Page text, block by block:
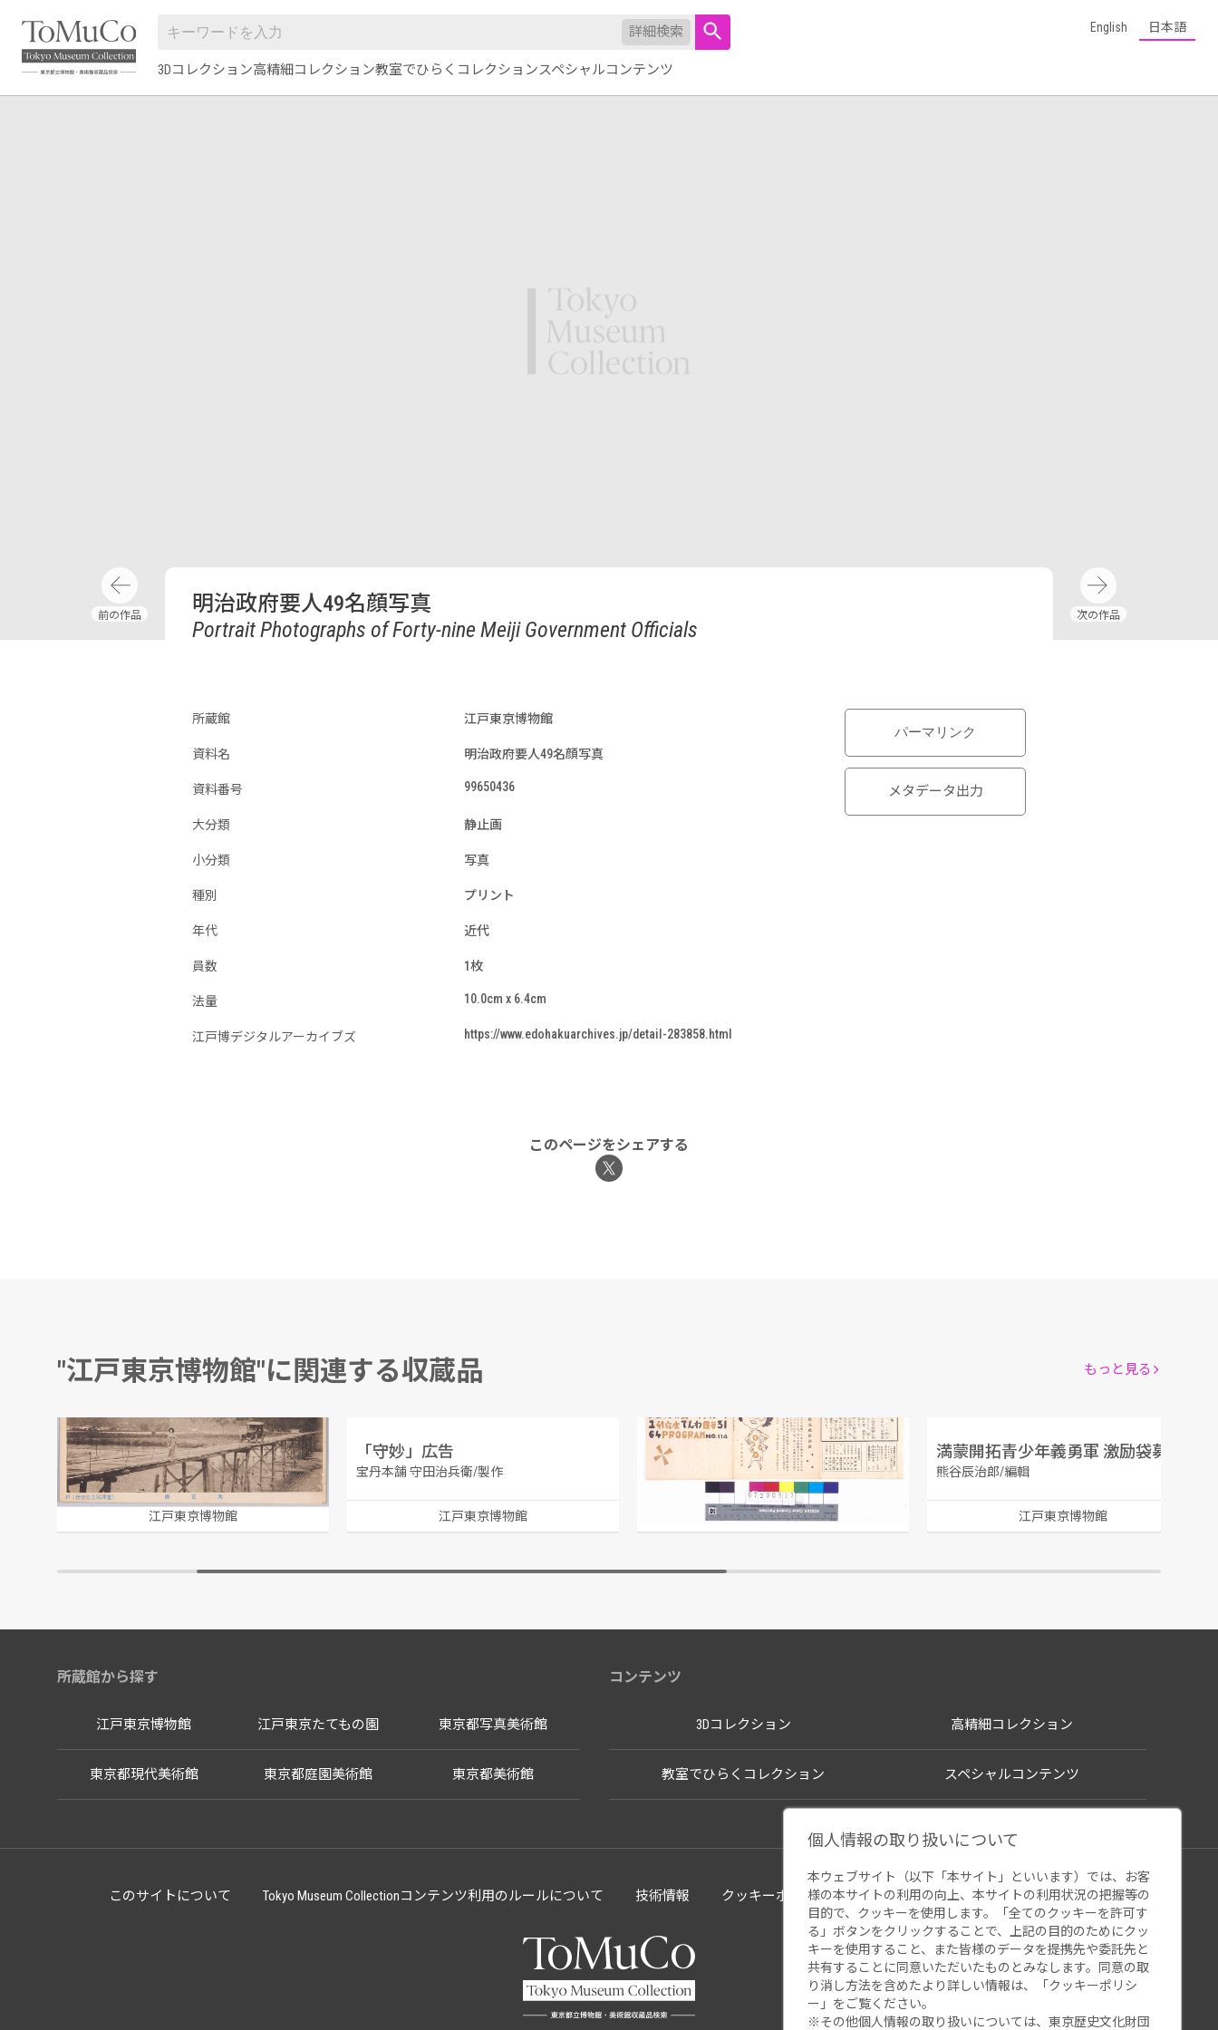
詳細検索
3Dコレクション高精細コレクション教室でひらくコレクションスペシャルコンテンツ
English 日本語
明治政府要人49名顔写真
Portrait Photographs of Forty-nine Meiji Government Officials
所蔵館 江戸東京博物館
資料名 明治政府要人49名顔写真
資料番号 99650436
大分類 静止画
小分類 写真
種別 プリント
年代 近代
員数 1枚
法量 10.0cm x 6.4cm
江戸博デジタルアーカイブズ https://www.edohakuarchives.jp/detail-283858.html
パーマリンク
メタデータ出力
このページをシェアする
"江戸東京博物館"に関連する収蔵品
大正橋(信州観光絵葉書)
江戸東京博物館
「守妙」広告
宝丹本舗 守田治兵衛/製作
江戸東京博物館
ムーラン・ルージュ 第114回公演番組
江戸東京博物館
熊谷辰治郎/編輯
江戸東京博物館
もっと見る
所蔵館から探す
江戸東京博物館 江戸東京たてもの園 東京都写真美術館
東京都現代美術館 東京都庭園美術館 東京都美術館
コンテンツ
3Dコレクション 高精細コレクション
教室でひらくコレクション スペシャルコンテンツ
このサイトについて Tokyo Museum Collectionコンテンツ利用のルールについて 技術情報 クッキーポリシー ウェブアクセシビリティ 関連サイト
個人情報の取り扱いについて
本ウェブサイト（以下「本サイト」といいます）では、お客
様の本サイトの利用の向上、本サイトの利用状況の把握等の
目的で、クッキーを使用します。「全てのクッキーを許可す
る」ボタンをクリックすることで、上記の目的のためにクッ
キーを使用すること、また皆様のデータを提携先や委託先と
共有することに同意いただいたものとみなします。同意の取
り消し方法を含めたより詳しい情報は、「 クッキーポリシ
ー 」をご覧ください。
※その他個人情報の取り扱いについては、 東京歴史文化財団